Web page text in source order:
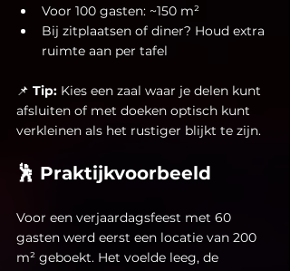
Voor 100 gasten: ~150 m²
Bij zitplaatsen of diner? Houd extra
ruimte aan per tafel
📌 Tip: Kies een zaal waar je delen kunt
afsluiten of met doeken optisch kunt
verkleinen als het rustiger blijkt te zijn.
🕺 Praktijkvoorbeeld
Voor een verjaardagsfeest met 60
gasten werd eerst een locatie van 200
m² geboekt. Het voelde leeg, de